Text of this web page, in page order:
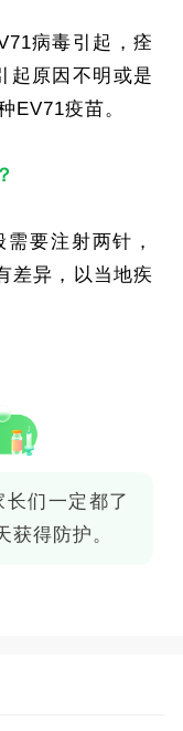
病毒引起，痊
起原因不明或是
EV71疫苗。
要注射两针，
差异，以当地疾
们一定都了
得防护。